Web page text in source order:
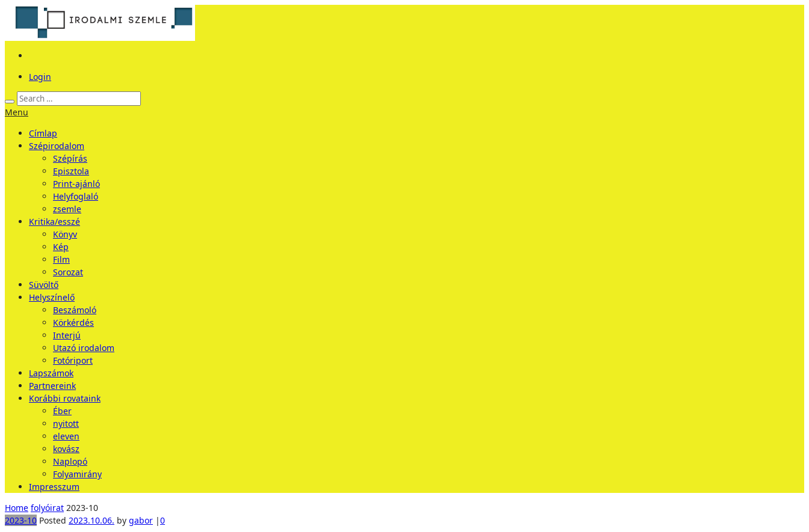
Login
Menu
Címlap
Szépirodalom
Szépírás
Episztola
Print-ajánló
Helyfoglaló
zsemle
Kritika/esszé
Könyv
Kép
Film
Sorozat
Süvöltő
Helyszínelő
Beszámoló
Körkérdés
Interjú
Utazó irodalom
Fotóriport
Lapszámok
Partnereink
Korábbi rovataink
Éber
nyitott
eleven
kovász
Naplopó
Folyamirány
Impresszum
Home folyóirat 2023-10
2023-10 Posted 2023.10.06. by gabor |0